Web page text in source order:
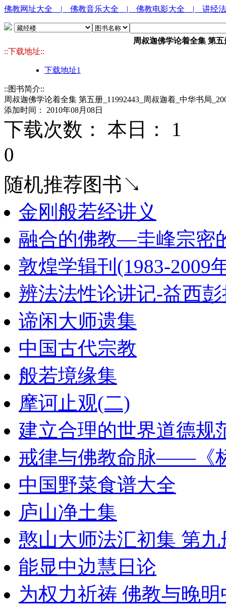
佛教网址大全 | 佛教音乐大全 | 佛教电影大全 | 讲经
周叔迦佛学论着全集 第五
::下载地址::
下载地址1
::图书简介::
周叔迦佛学论着全集 第五册_11992443_周叔迦着_中华书局
添加时间： 2010年08月08日
下载次数： 本日： 1
0
随机推荐图书↘
金刚般若经讲义
融合的佛教―圭峰宗密
敦煌学辑刊(1983-2009
辨法法性论讲记-益西
谛闲大师遗集
中国古代宗教
般若境缘集
摩诃止观(二)
建立合理的世界道德规
戒律与佛教命脉——《
中国野菜食谱大全
庐山净土集
憨山大师法汇初集 第
能显中边慧日论
为权力祈祷 佛教与晚